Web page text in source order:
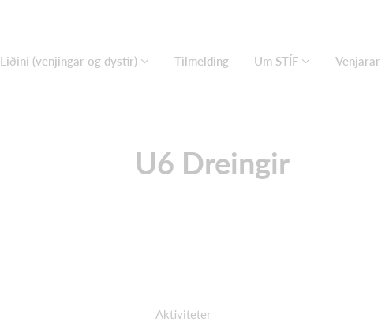
Liðini (venjingar og dystir) Tilmelding Um STÍF Venjarar
U6 Dreingir
Aktiviteter